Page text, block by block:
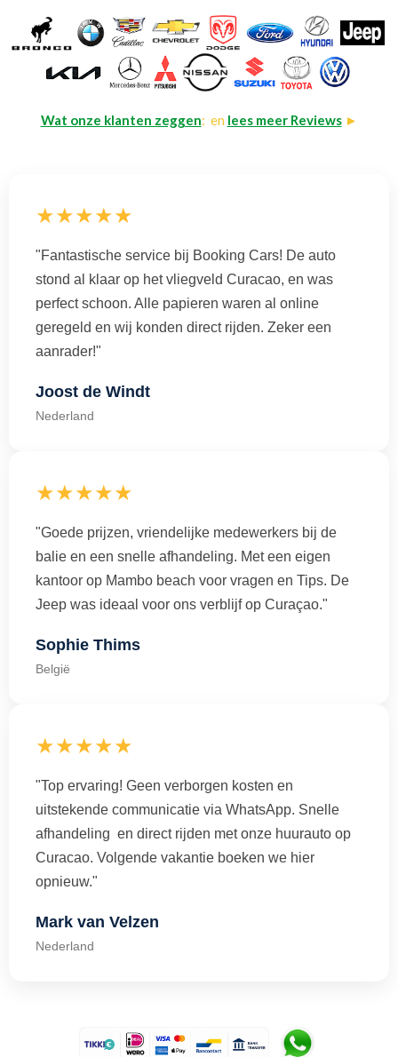
Wat onze klanten zeggen: en lees meer Reviews►
★★★★★
"Fantastische service bij Booking Cars! De auto
stond al klaar op het vliegveld Curacao, en was
perfect schoon. Alle papieren waren al online
geregeld en wij konden direct rijden. Zeker een
aanrader!"
Joost de Windt
Nederland
★★★★★
"Goede prijzen, vriendelijke medewerkers bij de
balie en een snelle afhandeling. Met een eigen
kantoor op Mambo beach voor vragen en Tips. De
Jeep was ideaal voor ons verblijf op Curaçao."
Sophie Thims
België
★★★★★
"Top ervaring! Geen verborgen kosten en
uitstekende communicatie via WhatsApp. Snelle
afhandeling en direct rijden met onze huurauto op
Curacao. Volgende vakantie boeken we hier
opnieuw."
Mark van Velzen
Nederland